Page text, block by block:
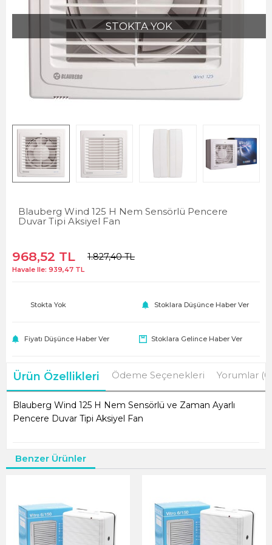
STOKTA YOK
Blauberg Wind 125 H Nem Sensörlü Pencere
Duvar Tipi Aksiyel Fan
1.827,40TL
968,52 TL
Havale Ile: 939,47 TL
Stokta Yok Stoklara Düşünce Haber Ver
Fiyatı Düşünce Haber Ver Stoklara Gelince Haber Ver
Ürün Özellikleri Ödeme Seçenekleri Yorumlar
Blauberg Wind 125 H Nem Sensörlü ve Zaman Ayarlı
Pencere Duvar Tipi Aksiyel Fan
Benzer Ürünler